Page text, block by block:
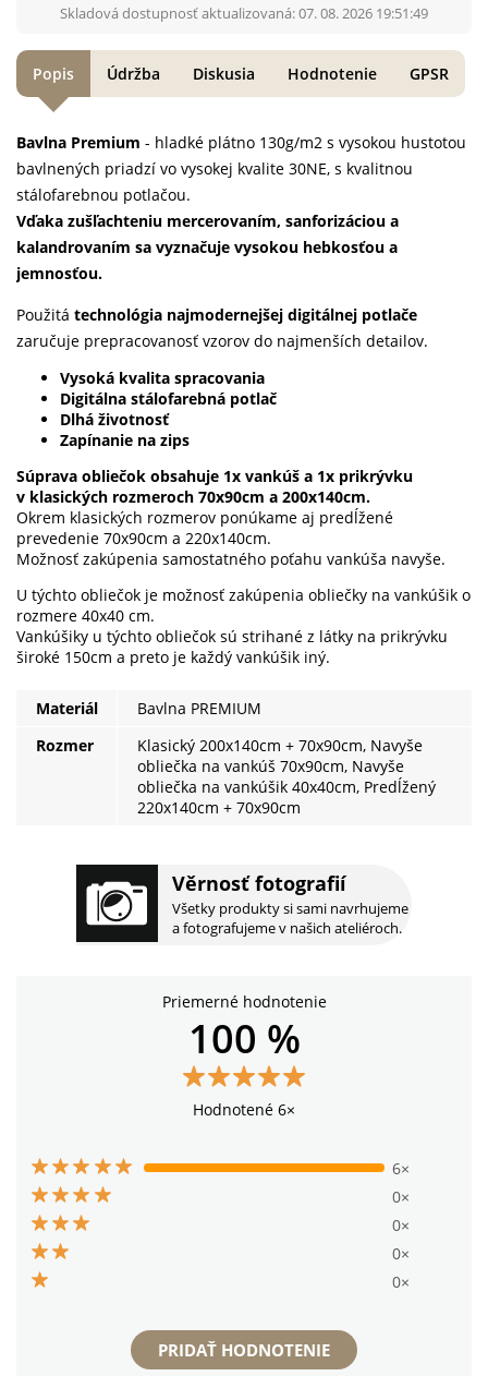
Skladová dostupnosť aktualizovaná: 07. 08. 2026 19:51:49
Věrnosť fotografií
Všetky produkty si sami navrhujeme
a fotografujeme v našich ateliéroch.
Bavlna Premium - hladké plátno 130g/m2 s vysokou hustotou
bavlnených priadzí vo vysokej kvalite 30NE, s kvalitnou
stálofarebnou potlačou.
Vďaka zušľachteniu mercerovaním, sanforizáciou a
kalandrovaním sa vyznačuje vysokou hebkosťou a
jemnosťou.
Použitá technológia najmodernejšej digitálnej potlače
zaručuje prepracovanosť vzorov do najmenších detailov.
Vysoká kvalita spracovania
Digitálna stálofarebná potlač
Dlhá životnosť
Zapínanie na zips
Súprava obliečok obsahuje 1x vankúš a 1x prikrývku
v klasických rozmeroch 70x90cm a 200x140cm.
Okrem klasických rozmerov ponúkame aj predĺžené
prevedenie 70x90cm a 220x140cm.
Možnosť zakúpenia samostatného poťahu vankúša navyše.
U týchto obliečok je možnosť zakúpenia obliečky na vankúšik o
rozmere 40x40 cm.
Vankúšiky u týchto obliečok sú strihané z látky na prikrývku
široké 150cm a preto je každý vankúšik iný.
Materiál
Bavlna PREMIUM
Rozmer
Klasický 200x140cm + 70x90cm, Navyše
obliečka na vankúš 70x90cm, Navyše
obliečka na vankúšik 40x40cm, Predĺžený
220x140cm + 70x90cm
Popis Údržba Diskusia Hodnotenie GPSR
Priemerné hodnotenie
100 %
Hodnotené 6×
6×
0×
0×
0×
0×
PRIDAŤ HODNOTENIE